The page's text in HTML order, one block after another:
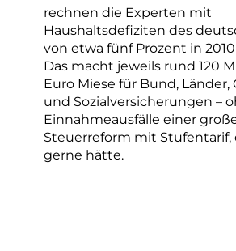
rechnen die Experten mit
Haushaltsdefiziten des
von etwa fünf Prozent in 2010
Das macht jeweils rund 120
Euro Miese für Bund, Länder,
und Sozialversicherungen –
Einnahmeausfälle einer
Steuerreform mit Stufentarif,
gerne hätte.